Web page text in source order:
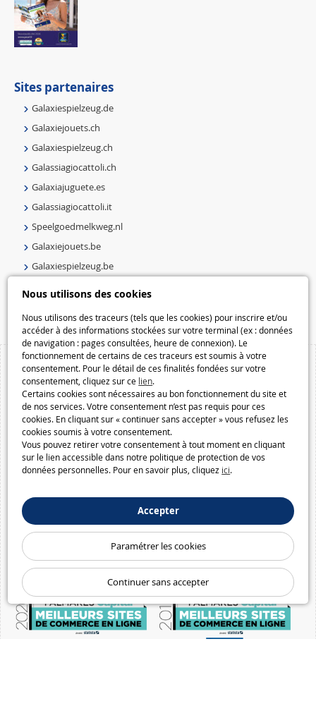
Nous utilisons des cookies
Nous utilisons des traceurs (tels que les cookies) pour inscrire et/ou
accéder à des informations stockées sur votre terminal (ex : données
de navigation : pages consultées, heure de connexion). Le
fonctionnement de certains de ces traceurs est soumis à votre
consentement. Pour le détail de ces finalités fondées sur votre
consentement, cliquez sur ce lien.
Certains cookies sont nécessaires au bon fonctionnement du site et
de nos services. Votre consentement n’est pas requis pour ces
cookies. En cliquant sur « continuer sans accepter » vous refusez les
cookies soumis à votre consentement.
Vous pouvez retirer votre consentement à tout moment en cliquant
sur le lien accessible dans notre politique de protection de vos
données personnelles. Pour en savoir plus, cliquez ici.
Accepter
Paramétrer les cookies
Continuer sans accepter
Sites partenaires
Galaxiespielzeug.de
Galaxiejouets.ch
Galaxiespielzeug.ch
Galassiagiocattoli.ch
Galaxiajuguete.es
Galassiagiocattoli.it
Speelgoedmelkweg.nl
Galaxiejouets.be
Galaxiespielzeug.be